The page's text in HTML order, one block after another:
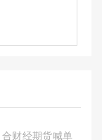
财经期货喊单